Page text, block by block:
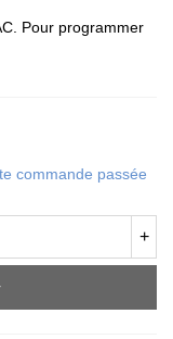
Pour programmer
commande passée
+